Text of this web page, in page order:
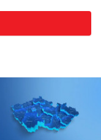
fotbalové lize —
bývalé věznice —